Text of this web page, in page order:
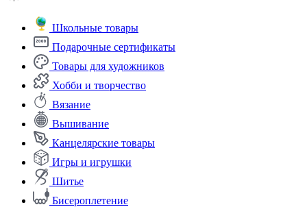
Школьные товары
Подарочные сертификаты
Товары для художников
Хобби и творчество
Вязание
Вышивание
Канцелярские товары
Игры и игрушки
Шитье
Бисероплетение